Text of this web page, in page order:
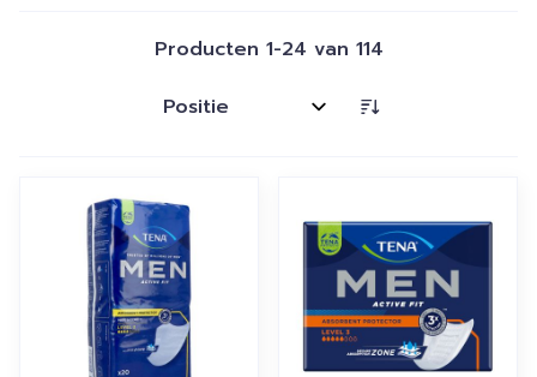
Producten 1-24 van 114
Sorteer op: